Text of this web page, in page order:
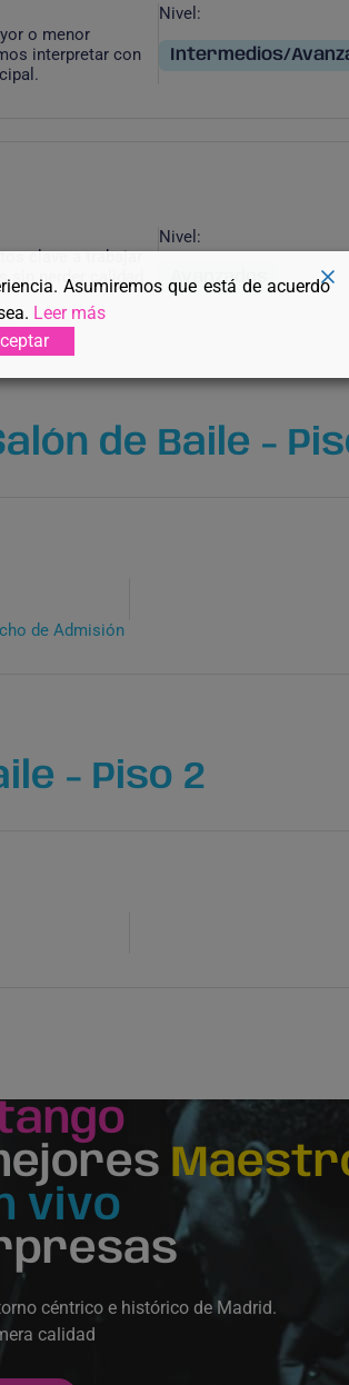
o menor
interpretar con
Nivel:
Intermedios/
clave a trabajar
sin perder calidad
Nivel:
Avanzados
de Baile -
de Admisión
- Piso 2
vivo
céntrico e histórico de Madrid.
calidad
Asumiremos que está de acuerdo
Leer más